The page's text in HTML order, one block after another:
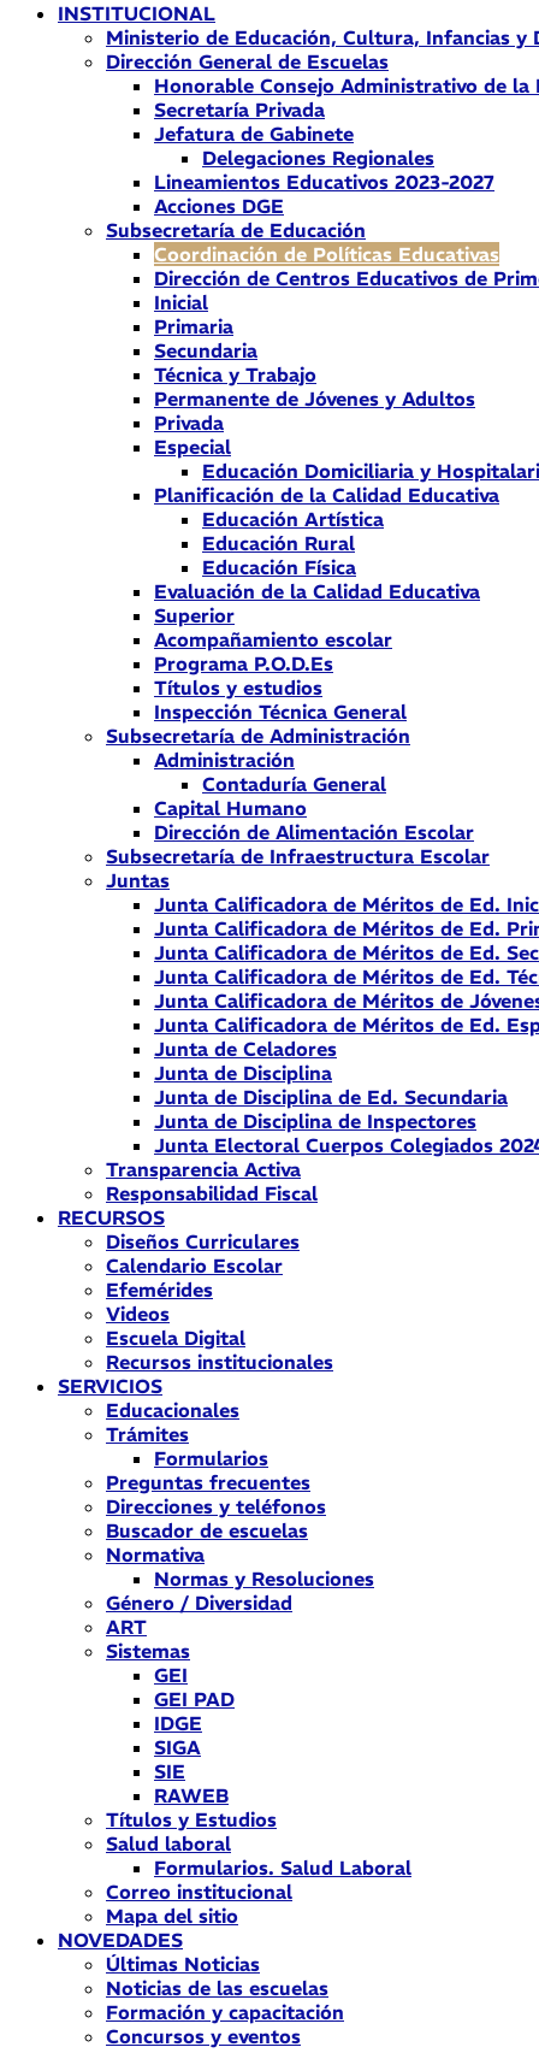
INSTITUCIONAL
Ministerio de Educación, Cultura, Infancias y
Dirección General de Escuelas
Honorable Consejo Administrativo de la
Secretaría Privada
Jefatura de Gabinete
Delegaciones Regionales
Lineamientos Educativos 2023-2027
Acciones DGE
Subsecretaría de Educación
Coordinación de Políticas Educativas
Dirección de Centros Educativos de
Inicial
Primaria
Secundaria
Técnica y Trabajo
Permanente de Jóvenes y Adultos
Privada
Especial
Educación Domiciliaria y
Planificación de la Calidad Educativa
Educación Artística
Educación Rural
Educación Física
Evaluación de la Calidad Educativa
Superior
Acompañamiento escolar
Programa P.O.D.Es
Títulos y estudios
Inspección Técnica General
Subsecretaría de Administración
Administración
Contaduría General
Capital Humano
Dirección de Alimentación Escolar
Subsecretaría de Infraestructura Escolar
Juntas
Junta Calificadora de Méritos de Ed.
Junta Calificadora de Méritos de Ed.
Junta Calificadora de Méritos de Ed.
Junta Calificadora de Méritos de Ed.
Junta Calificadora de Méritos de
Junta Calificadora de Méritos de Ed.
Junta de Celadores
Junta de Disciplina
Junta de Disciplina de Ed. Secundaria
Junta de Disciplina de Inspectores
Junta Electoral Cuerpos Colegiados
Transparencia Activa
Responsabilidad Fiscal
RECURSOS
Diseños Curriculares
Calendario Escolar
Efemérides
Videos
Escuela Digital
Recursos institucionales
SERVICIOS
Educacionales
Trámites
Formularios
Preguntas frecuentes
Direcciones y teléfonos
Buscador de escuelas
Normativa
Normas y Resoluciones
Género / Diversidad
ART
Sistemas
GEI
GEI PAD
IDGE
SIGA
SIE
RAWEB
Títulos y Estudios
Salud laboral
Formularios. Salud Laboral
Correo institucional
Mapa del sitio
NOVEDADES
Últimas Noticias
Noticias de las escuelas
Formación y capacitación
Concursos y eventos